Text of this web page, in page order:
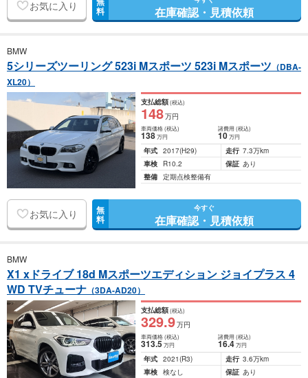
お気に入り 料 在庫確認・見積依頼
BMW
5シリーズツーリング 523i Mスポーツ 523i Mスポーツ （DBA-
XL20）
支払総額(税込)
148万円
車両価格(税込)
138万円
諸費用 (税込)
10 万円
年式 2017(H29) 走行 7.3万km
車検
R10.2 保証 あり
整備 定期点検整備有
お気に入り 無
料
今すぐ
在庫確認・見積依頼
BMW
X1 xドライブ 18d Mスポーツエディション ジョイプラス 4
WD TVチューナ （3DA-AD20）
支払総額(税込)
329.9万円
車両価格(税込)
313.5万円
諸費用 (税込)
16.4 万円
年式 2021(R3) 走行 3.6万km
車検 検なし 保証 あり